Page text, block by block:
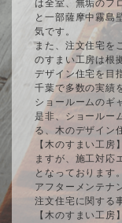
は全室、無垢のフ
と一部薩摩中霧島
気です。
また、注文住宅を
のすまい工房は根
デザイン住宅を目
千葉で多数の実績
ショールームのギ
是非、ショールー
る、木のデザイン
【木のすまい工
ますが、施工対応
となっております
アフターメンテナ
注文住宅に関する
【木のすまい工房